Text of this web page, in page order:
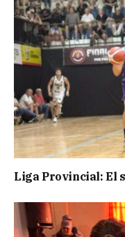
Liga Provincial: El